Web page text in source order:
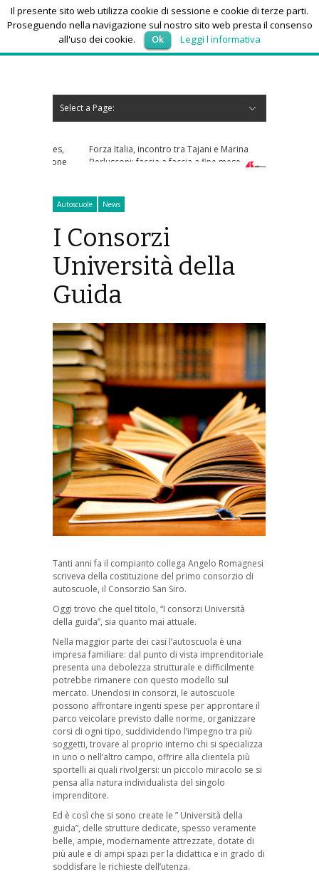
giovedì 6, Agosto 2026
Select a Page:
Forza Italia, incontro tra Tajani e Marina
Berlusconi: faccia a faccia a fine mese
Autoscuole News
I Consorzi
Università della
Guida
Tanti anni fa il compianto collega Angelo Romagnesi
scriveva della costituzione del primo consorzio di
autoscuole, il Consorzio San Siro.
Oggi trovo che quel titolo, “I consorzi Università
della guida”, sia quanto mai attuale.
Nella maggior parte dei casi l’autoscuola è una
impresa familiare: dal punto di vista imprenditoriale
presenta una debolezza strutturale e difficilmente
potrebbe rimanere con questo modello sul
mercato. Unendosi in consorzi, le autoscuole
possono affrontare ingenti spese per approntare il
parco veicolare previsto dalle norme, organizzare
corsi di ogni tipo, suddividendo l’impegno tra più
soggetti, trovare al proprio interno chi si specializza
in uno o nell’altro campo, offrire alla clientela più
sportelli ai quali rivolgersi: un piccolo miracolo se si
pensa alla natura individualista del singolo
imprenditore.
Ed è così che si sono create le ” Università della
guida”, delle strutture dedicate, spesso veramente
belle, ampie, modernamente attrezzate, dotate di
più aule e di ampi spazi per la didattica e in grado di
soddisfare le richieste dell’utenza.
Il presente sito web utilizza cookie di sessione e cookie di terze parti.
Proseguendo nella navigazione sul nostro sito web presta il consenso
all'uso dei cookie.
Ok Leggi l informativa